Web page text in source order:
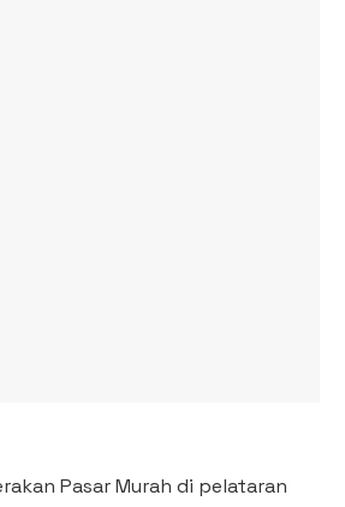
Pasar Murah di pelataran